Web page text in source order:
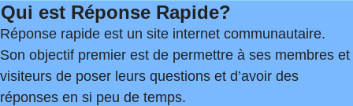
Qui est Réponse Rapide?
Réponse rapide est un site internet communautaire.
Son objectif premier est de permettre à ses membres et
visiteurs de poser leurs questions et d’avoir des
réponses en si peu de temps.